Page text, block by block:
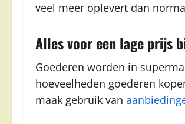
veel meer oplevert dan
Alles voor een lage prijs
Goederen worden in
hoeveelheden goederen
maak gebruik van